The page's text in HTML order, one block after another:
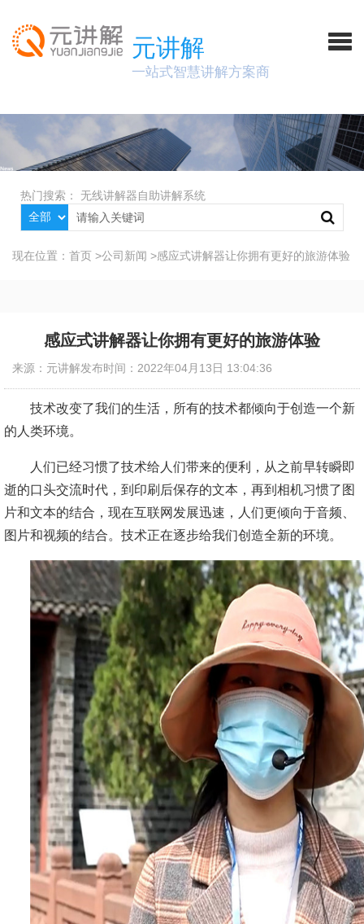
元讲解
一站式智慧讲解方案商
热门搜索： 无线讲解器自助讲解系统
现在位置： 首页 >公司新闻 >感应式讲解器让你拥有更好的旅游体验
感应式讲解器让你拥有更好的旅游体验
来源：元讲解发布时间：2022年04月13日 13:04:36
技术改变了我们的生活，所有的技术都倾向于创造一个新
的人类环境。
人们已经习惯了技术给人们带来的便利，从之前早转瞬即
逝的口头交流时代，到印刷后保存的文本，再到相机习惯了图
片和文本的结合，现在互联网发展迅速，人们更倾向于音频、
图片和视频的结合。技术正在逐步给我们创造全新的环境。